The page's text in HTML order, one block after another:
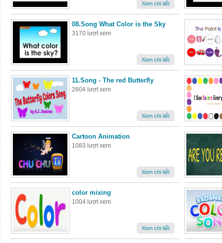
Xem chi tiết
08.Song What Color is the Sky
3170 lượt xem
Xem chi tiết
11.Song - The red Butterfly
2604 lượt xem
Xem chi tiết
Cartoon Animation
1083 lượt xem
Xem chi tiết
color mixing
1004 lượt xem
Xem chi tiết